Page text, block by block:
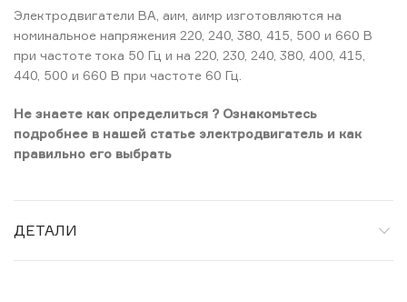
Электродвигатели ВА, аим, аимр изготовляются на
номинальное напряжения 220, 240, 380, 415, 500 и 660 В
при частоте тока 50 Гц и на 220, 230, 240, 380, 400, 415,
440, 500 и 660 В при частоте 60 Гц.
Не знаете как определиться ? Ознакомьтесь
подробнее в нашей статье электродвигатель и как
правильно его выбрать
ДЕТАЛИ